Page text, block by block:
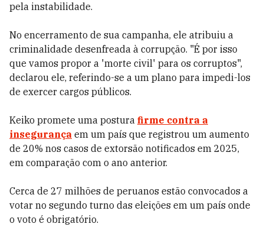
pela instabilidade.
No encerramento de sua campanha, ele atribuiu a
criminalidade desenfreada à corrupção. "É por isso
que vamos propor a 'morte civil' para os corruptos",
declarou ele, referindo-se a um plano para impedi-los
de exercer cargos públicos.
Keiko promete uma postura firme contra a
insegurança em um país que registrou um aumento
de 20% nos casos de extorsão notificados em 2025,
em comparação com o ano anterior.
Cerca de 27 milhões de peruanos estão convocados a
votar no segundo turno das eleições em um país onde
o voto é obrigatório.